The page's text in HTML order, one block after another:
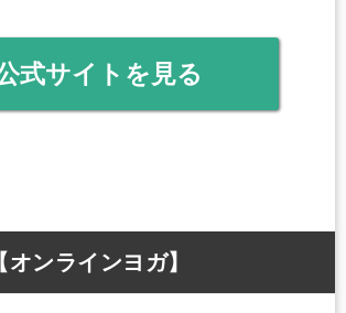
式サイトを見る
ンラインヨガ】